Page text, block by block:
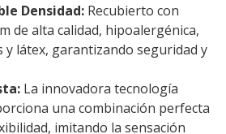
Densidad: Recubierto con
de alta calidad, hipoalergénica,
y látex, garantizando seguridad y
La innovadora tecnología
una combinación perfecta
imitando la sensación